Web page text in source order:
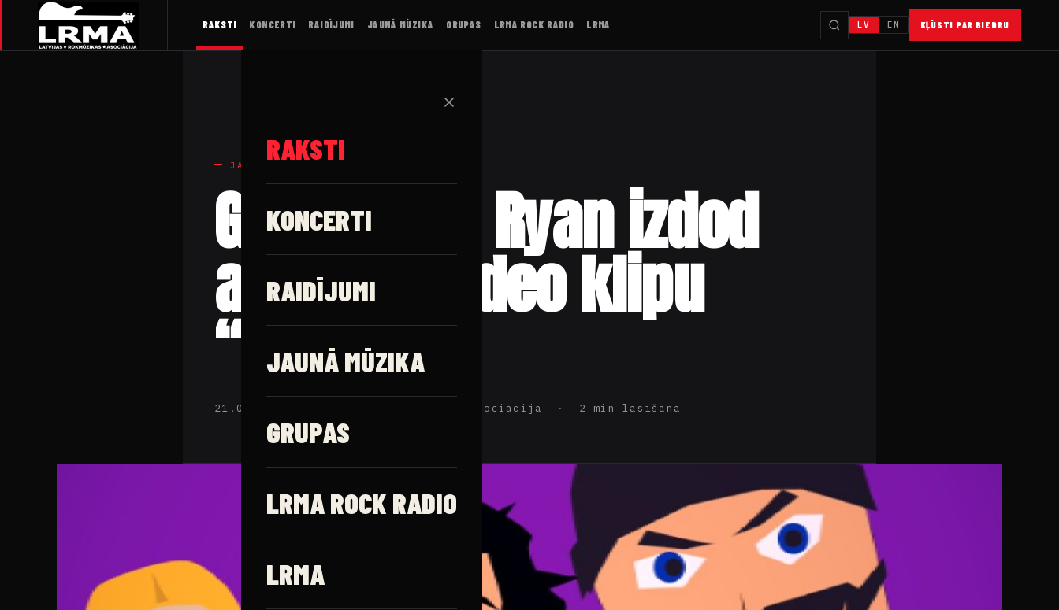
RAKSTI KONCERTI RAIDĪJUMI JAUNĀ MŪZIKA GRUPAS LRMA ROCK RADIO LRMA LV EN KĻŪSTI PAR BIEDRU
✕
RAKSTI
KONCERTI
RAIDĪJUMI
JAUNĀ MŪZIKA
GRUPAS
LRMA ROCK RADIO
LRMA
JAUNUMI
Grupa Dani Ryan izdod
animētu video klipu
“Fight!”
21.02.2023 · Latvijas Rokmūzikas Asociācija · 2 min lasīšana